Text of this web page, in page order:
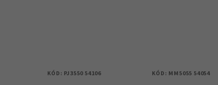
KÓD: PJ3550 54106 KÓD: MM5055 54054